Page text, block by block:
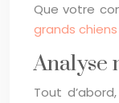
Que votre
grands chiens
Analyse
Tout